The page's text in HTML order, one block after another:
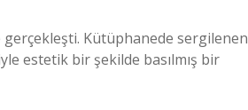
gerçekleşti. Kütüphanede sergilenen
estetik bir şekilde basılmış bir